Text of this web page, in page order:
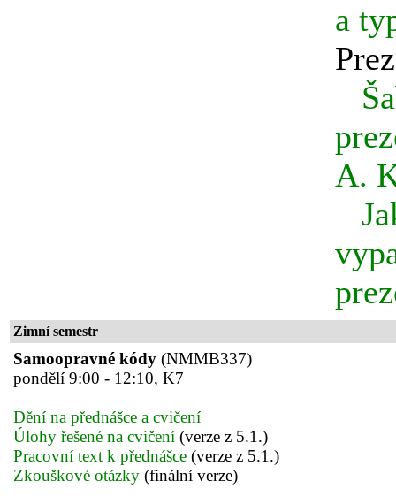
a
A.
Zimní semestr
Samoopravné kódy (NMMB337)
pondělí 9:00 - 12:10, K7
Dění na přednášce a cvičení
Úlohy řešené na cvičení (verze z 5.1.)
Pracovní text k přednášce (verze z 5.1.)
Zkouškové otázky (finální verze)